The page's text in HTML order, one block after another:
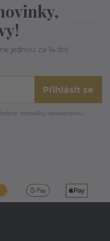
jednou za 14 dní.
Přihlásit se
rozesílky newsletteru.